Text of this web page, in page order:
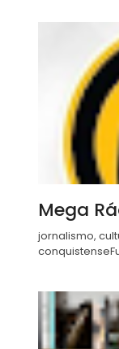
Mega
jornalismo,